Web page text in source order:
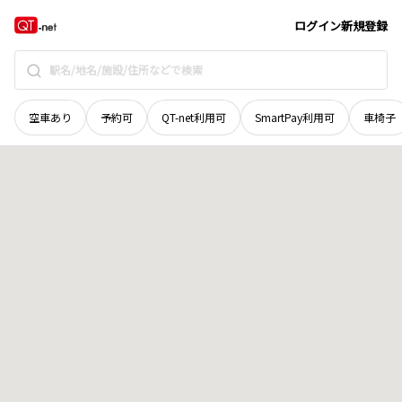
ログイン新規登録
空車あり 予約可 QT-net利用可 SmartPay利用可 車椅子
北海道